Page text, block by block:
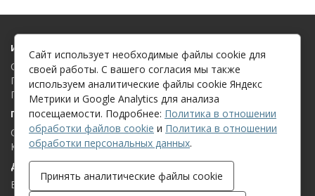
Информация
О компании
Политика в отношении обработки файлов cookie
Политика в отношении обработки персональных данных
Поддержка клиентов
Связаться с нами
Карта сайта
Дополнительно
Бренды
Сайт использует необходимые файлы cookie для
своей работы. С вашего согласия мы также
используем аналитические файлы cookie Яндекс
Метрики и Google Analytics для анализа
посещаемости. Подробнее: Политика в отношении
обработки файлов cookie и Политика в отношении
обработки персональных данных.
Принять аналитические файлы cookie